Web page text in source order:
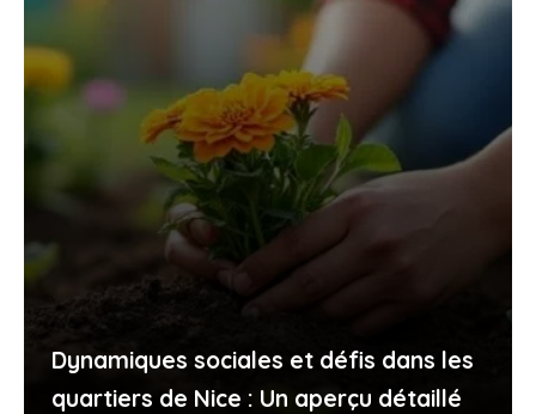
Dynamiques sociales et défis dans les
quartiers de Nice : Un aperçu détaillé